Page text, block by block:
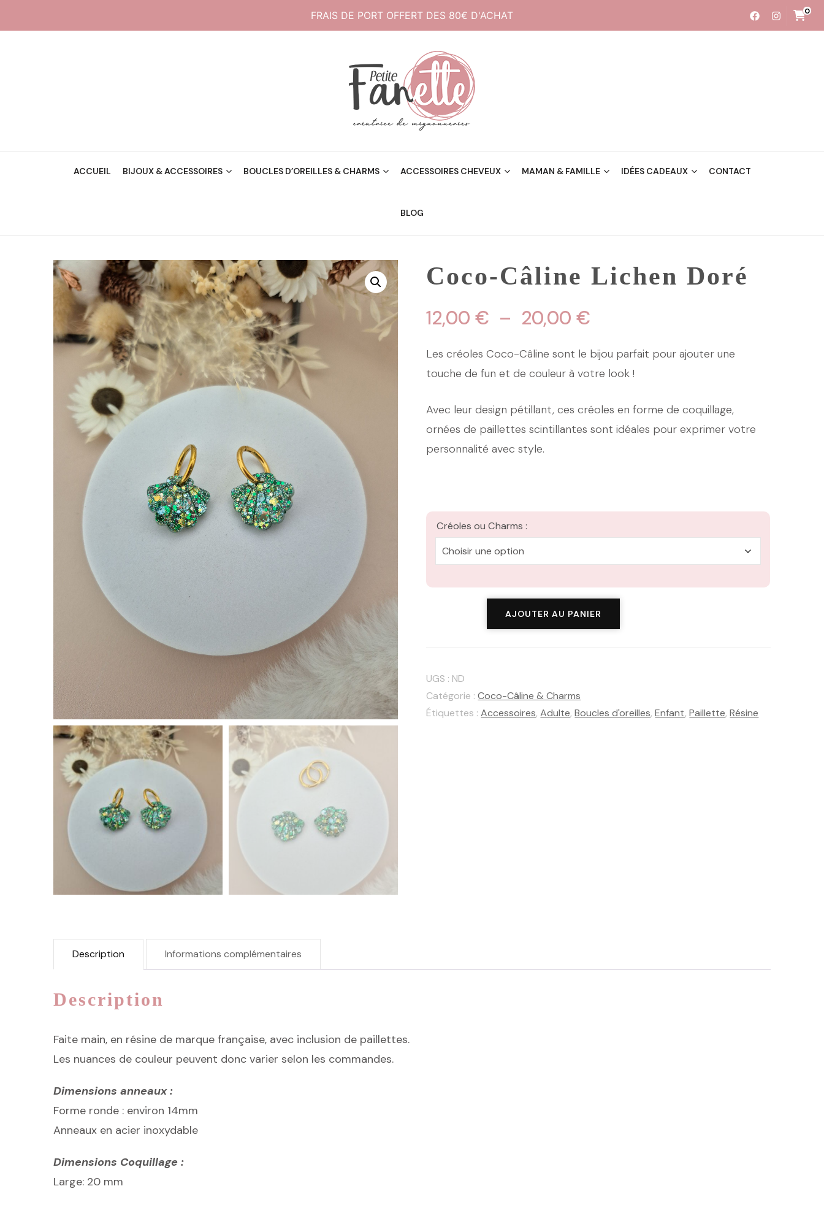
FRAIS DE PORT OFFERT DES 80€ D'ACHAT 0
Petite Fanette
Créatrice de mignonneries
ACCUEIL BIJOUX & ACCESSOIRES BOUCLES D’OREILLES & CHARMS ACCESSOIRES CHEVEUX MAMAN & FAMILLE IDÉES CADEAUX CONTACT
BLOG
Coco-Câline Lichen Doré
12,00€ – 20,00€
de
prix :
12,00 €
à
Les créoles Coco-Câline sont le bijou parfait pour ajouter une
touche de fun et de couleur à votre look !
Avec leur design pétillant, ces créoles en forme de coquillage,
ornées de paillettes scintillantes sont idéales pour exprimer votre
personnalité avec style.
Créoles ou Charms :
Câline
Lichen
Doré
AJOUTER AU PANIER
UGS : ND
Catégorie :Coco-Câline & Charms
Étiquettes :Accessoires,Adulte,Boucles d'oreilles,Enfant,Paillette,Résine
Description Informations complémentaires
Description
Faite main, en résine de marque française, avec inclusion de paillettes.
Les nuances de couleur peuvent donc varier selon les commandes.
Dimensions anneaux :
Forme ronde : environ 14mm
Anneaux en acier inoxydable
Dimensions Coquillage :
Large: 20 mm